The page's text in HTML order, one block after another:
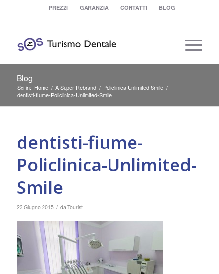
PREZZI GARANZIA CONTATTI BLOG
Blog
Sei in: Home / A Super Rebrand / Policlinica Unlimited Smile /
dentisti-fiume-Policlinica-Unlimited-Smile
dentisti-fiume-
Policlinica-Unlimited-
Smile
23 Giugno 2015 / da Tourist